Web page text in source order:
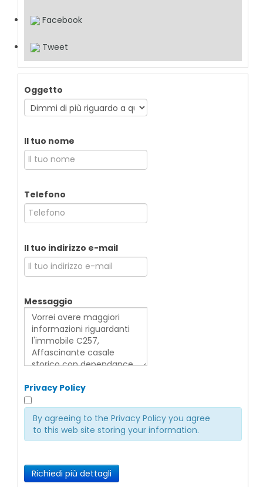
Facebook
Tweet
Oggetto
Il tuo nome
Telefono
Il tuo indirizzo e-mail
Messaggio
Privacy Policy
By agreeing to the Privacy Policy you agree
to this web site storing your information.
Richiedi più dettagli